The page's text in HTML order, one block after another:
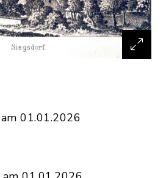
am 01.01.2026